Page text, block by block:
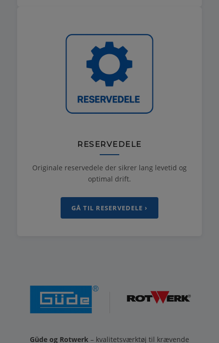
RESERVEDELE
Originale reservedele der sikrer lang levetid og
optimal drift.
GÅ TIL RESERVEDELE ›
Güde og Rotwerk – kvalitetsværktøj til krævende